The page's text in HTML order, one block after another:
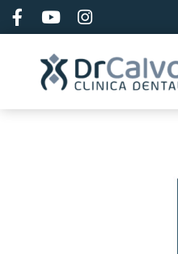
contenido